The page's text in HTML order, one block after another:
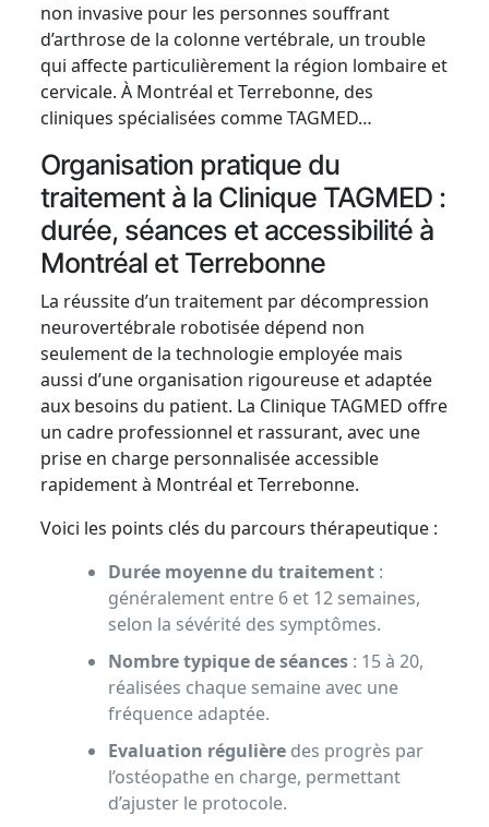
non invasive pour les personnes souffrant
d’arthrose de la colonne vertébrale, un trouble
qui affecte particulièrement la région lombaire et
cervicale. À Montréal et Terrebonne, des
cliniques spécialisées comme TAGMED…
Organisation pratique du
traitement à la Clinique TAGMED :
durée, séances et accessibilité à
Montréal et Terrebonne
La réussite d’un traitement par décompression
neurovertébrale robotisée dépend non
seulement de la technologie employée mais
aussi d’une organisation rigoureuse et adaptée
aux besoins du patient. La Clinique TAGMED offre
un cadre professionnel et rassurant, avec une
prise en charge personnalisée accessible
rapidement à Montréal et Terrebonne.
Voici les points clés du parcours thérapeutique :
Durée moyenne du traitement:
généralement entre 6 et 12 semaines,
selon la sévérité des symptômes.
Nombre typique de séances: 15 à 20,
réalisées chaque semaine avec une
fréquence adaptée.
Evaluation régulièredes progrès par
l’ostéopathe en charge, permettant
d’ajuster le protocole.